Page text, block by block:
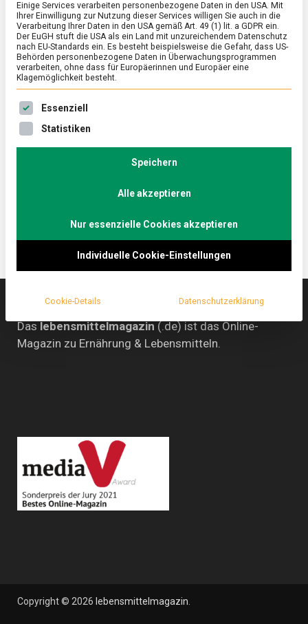
ERNÄHRUNG & GESUNDHEIT /FEATURED
Zum Gucken und genießen – die Anuga
2021 in Köln
15. Oktober 2021
genießen
Köln
Die Allgemeine Nahrungs- und Genussmittel-
Ausstellung Anuga hat ihre Tore für Fachbesucher
geöffnet. Aussteller aus aller Welt zeigten, was
Lebensmittelmagazin.de hat sich umgeschaut.
Das lebensmittelmagazin (.de) ist das Online-
Magazin zu Ernährung & Lebensmitteln.
Copyright © 2026 lebensmittelmagazin
Einige Services verarbeiten personenbezogene Daten in den USA. Mit
Ihrer Einwilligung zur Nutzung dieser Services willigen Sie auch in die
Verarbeitung Ihrer Daten in den USA gemäß Art. 49 (1) lit. a GDPR ein.
Der EuGH stuft die USA als ein Land mit unzureichendem Datenschutz
nach EU-Standards ein. Es besteht beispielsweise die Gefahr, dass US-
Behörden personenbezogene Daten in Überwachungsprogrammen
verarbeiten, ohne dass für Europäerinnen und Europäer eine
Klagemöglichkeit besteht.
Es folgt eine Liste der Service-Gruppen, für die eine
Essenziell
Statistiken
Speichern
Alle akzeptieren
Nur essenzielle Cookies akzeptieren
Individuelle Cookie-Einstellungen
Cookie-Details Datenschutzerklärung